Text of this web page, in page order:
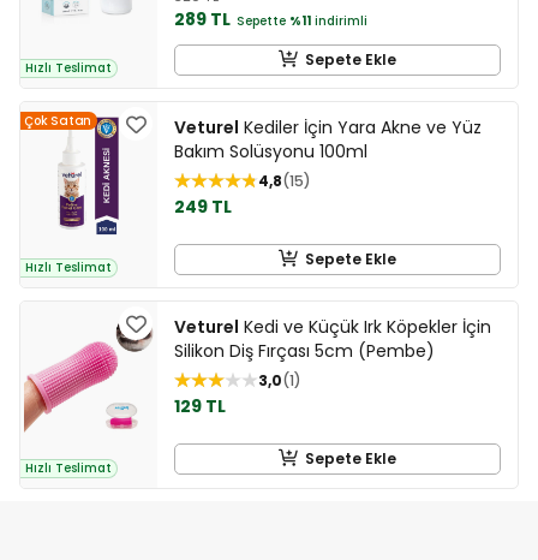
Hızlı Teslimat
289 TL Sepette %11 indirimli
Sepete Ekle
Çok Satan
Hızlı Teslimat
Veturel Kediler İçin Yara Akne ve Yüz
Bakım Solüsyonu 100ml
4,8 15
249 TL
Sepete Ekle
Hızlı Teslimat
Veturel Kedi ve Küçük Irk Köpekler İçin
Silikon Diş Fırçası 5cm (Pembe)
3,0 1
129 TL
Sepete Ekle